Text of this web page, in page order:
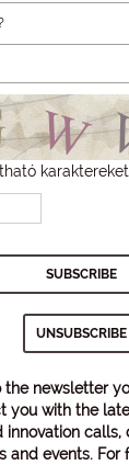
newsletter
you with the
innovation calls,
and events. For